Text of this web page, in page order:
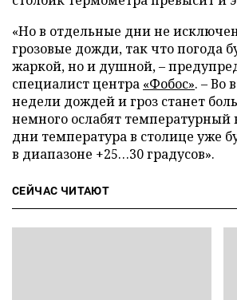
«Но в отдельные дни не
грозовые дожди, так что погода
жаркой, но и душной, –
специалист центра «Фобос». – Во
недели дождей и гроз станет
немного ослабят температурный
дни температура в столице уже
в диапазоне +25…30 градусов».
СЕЙЧАС ЧИТАЮТ